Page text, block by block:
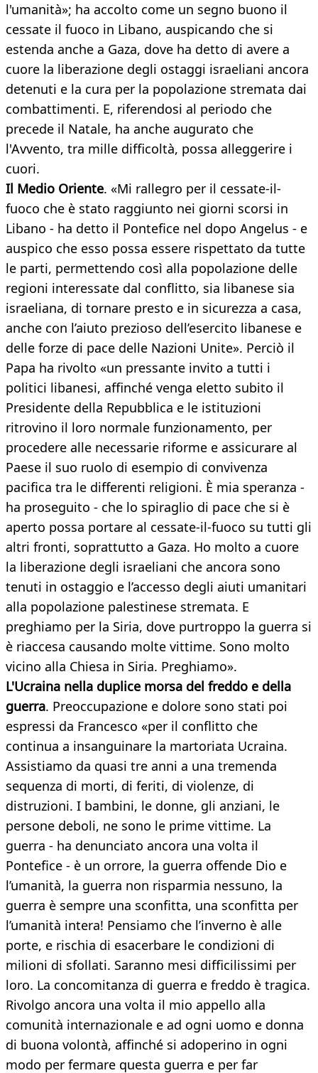
l'umanità»; ha accolto come un segno buono il
cessate il fuoco in Libano, auspicando che si
estenda anche a Gaza, dove ha detto di avere a
cuore la liberazione degli ostaggi israeliani ancora
detenuti e la cura per la popolazione stremata dai
combattimenti. E, riferendosi al periodo che
precede il Natale, ha anche augurato che
l'Avvento, tra mille difficoltà, possa alleggerire i
cuori.
Il Medio Oriente. «Mi rallegro per il cessate-il-
fuoco che è stato raggiunto nei giorni scorsi in
Libano - ha detto il Pontefice nel dopo Angelus - e
auspico che esso possa essere rispettato da tutte
le parti, permettendo così alla popolazione delle
regioni interessate dal conflitto, sia libanese sia
israeliana, di tornare presto e in sicurezza a casa,
anche con l’aiuto prezioso dell’esercito libanese e
delle forze di pace delle Nazioni Unite». Perciò il
Papa ha rivolto «un pressante invito a tutti i
politici libanesi, affinché venga eletto subito il
Presidente della Repubblica e le istituzioni
ritrovino il loro normale funzionamento, per
procedere alle necessarie riforme e assicurare al
Paese il suo ruolo di esempio di convivenza
pacifica tra le differenti religioni. È mia speranza -
ha proseguito - che lo spiraglio di pace che si è
aperto possa portare al cessate-il-fuoco su tutti gli
altri fronti, soprattutto a Gaza. Ho molto a cuore
la liberazione degli israeliani che ancora sono
tenuti in ostaggio e l’accesso degli aiuti umanitari
alla popolazione palestinese stremata. E
preghiamo per la Siria, dove purtroppo la guerra si
è riaccesa causando molte vittime. Sono molto
vicino alla Chiesa in Siria. Preghiamo».
L'Ucraina nella duplice morsa del freddo e della
guerra. Preoccupazione e dolore sono stati poi
espressi da Francesco «per il conflitto che
continua a insanguinare la martoriata Ucraina.
Assistiamo da quasi tre anni a una tremenda
sequenza di morti, di feriti, di violenze, di
distruzioni. I bambini, le donne, gli anziani, le
persone deboli, ne sono le prime vittime. La
guerra - ha denunciato ancora una volta il
Pontefice - è un orrore, la guerra offende Dio e
l’umanità, la guerra non risparmia nessuno, la
guerra è sempre una sconfitta, una sconfitta per
l’umanità intera! Pensiamo che l’inverno è alle
porte, e rischia di esacerbare le condizioni di
milioni di sfollati. Saranno mesi difficilissimi per
loro. La concomitanza di guerra e freddo è tragica.
Rivolgo ancora una volta il mio appello alla
comunità internazionale e ad ogni uomo e donna
di buona volontà, affinché si adoperino in ogni
modo per fermare questa guerra e per far